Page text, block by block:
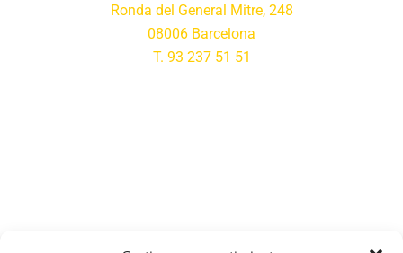
Ronda del General Mitre, 248
08006 Barcelona
T. 93 237 51 51